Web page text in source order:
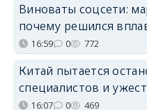
Виноваты соцсети:
почему решился
16:59 0 772
Китай пытается
специалистов и
16:07 0 469